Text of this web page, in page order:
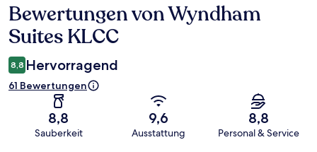
Bewertungen
Bewertungen von Wyndham
Suites KLCC
8,8 Hervorragend
61 Bewertungen
8,8
Sauberkeit
9,6
Ausstattung
8,8
Personal & Service